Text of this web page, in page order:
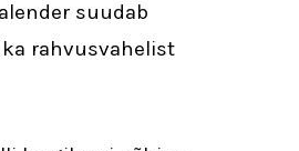
suudab
rahvusvahelist